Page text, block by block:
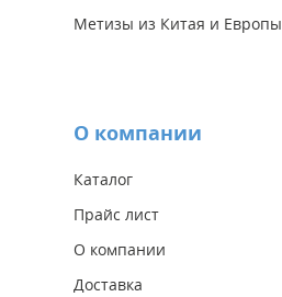
Метизы из Китая и Европы
О компании
Каталог
Прайс лист
О компании
Доставка